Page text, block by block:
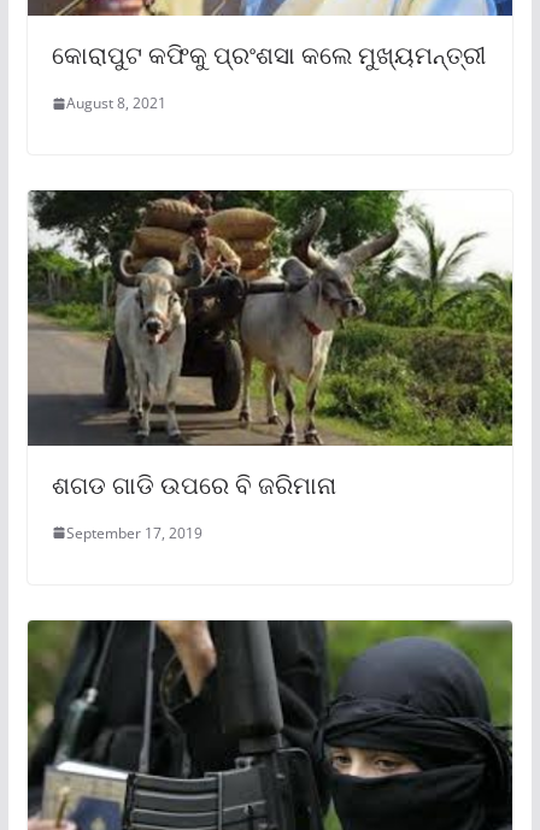
କୋରାପୁଟ କଫିକୁ ପ୍ରଂଶସା କଲେ ମୁଖ୍ୟମନ୍ତ୍ରୀ
August 8, 2021
ଶଗଡ ଗାଡି ଉପରେ ବି ଜରିମାନା
September 17, 2019